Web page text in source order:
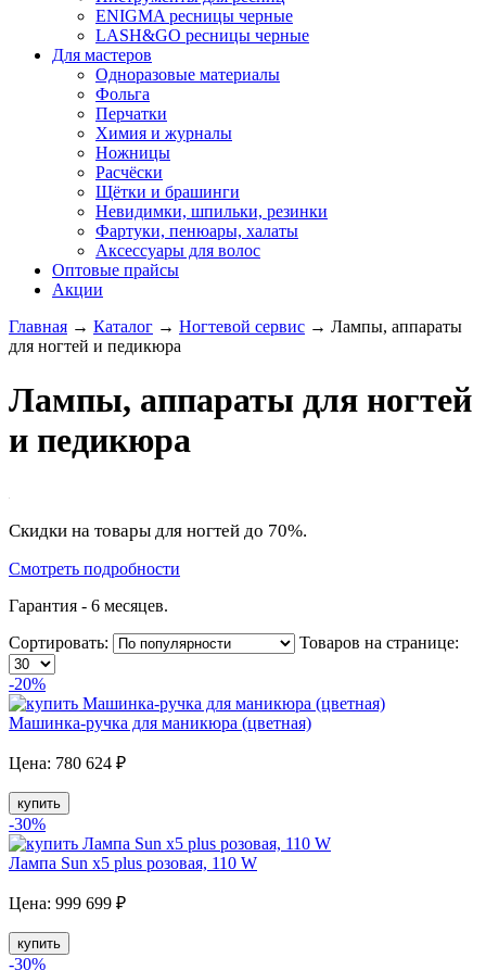
ENIGMA ресницы черные
LASH&GO ресницы черные
Для мастеров
Одноразовые материалы
Фольга
Перчатки
Химия и журналы
Ножницы
Расчёски
Щётки и брашинги
Невидимки, шпильки, резинки
Фартуки, пенюары, халаты
Аксессуары для волос
Оптовые прайсы
Акции
Главная → Каталог → Ногтевой сервис → Лампы, аппараты
для ногтей и педикюра
Лампы, аппараты для ногтей
и педикюра
Скидки на товары для ногтей до 70%.
Смотреть подробности
Гарантия - 6 месяцев.
Сортировать:
Товаров на странице:
-20%
Машинка-ручка для маникюра (цветная)
Цена: 780 624 ₽
купить
-30%
Лампа Sun x5 plus розовая, 110 W
Цена: 999 699 ₽
купить
-30%